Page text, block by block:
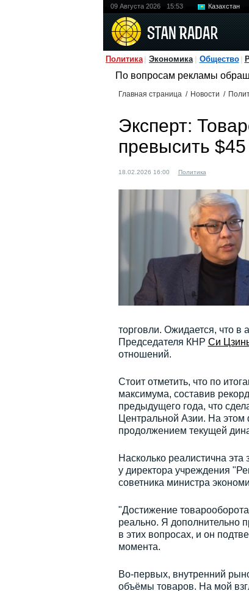
09 Августа 2026 15:53 Казахстан
Политика Экономика Общество
По вопросам рекламы
Главная страница / Новости /
Эксперт:
превысить
18.02.2026 16:00 Политика
торговли. Ожидается, что в
Председателя КНР Си
отношений.
Стоит отметить, что по
максимума, составив
предыдущего года, что
Центральной Азии. На этом
продолжением текущей
Насколько реалистична
у директора учреждения
советника министра
"Достижение
реально. Я дополнительно
в этих вопросах, и он
момента.
Во-первых, внутренний
объёмы товаров. На мой